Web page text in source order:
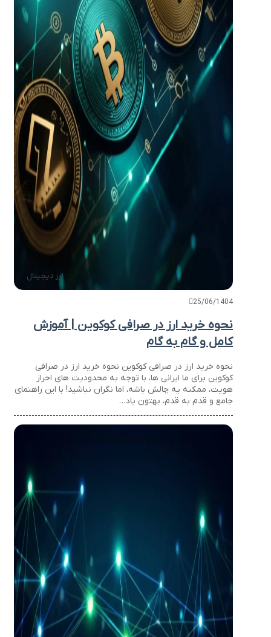
ارز دیجیتال
25/06/1404
نحوه خرید ارز در صرافی کوکوین | آموزش
کامل و گام به گام
نحوه خرید ارز در صرافی کوکوین نحوه خرید ارز در صرافی
کوکوین برای ما ایرانی ها، با توجه به محدودیت های احراز
هویت، ممکنه یه چالش باشه، اما نگران نباشید! با این راهنمای
جامع و قدم به قدم، بهتون یاد…